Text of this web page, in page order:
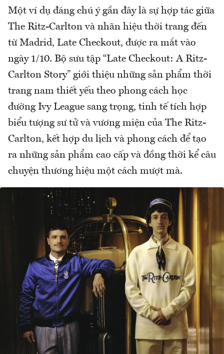
Một ví dụ đáng chú ý gần đây là sự hợp tác giữa
The Ritz-Carlton và nhãn hiệu thời trang đến
từ Madrid, Late Checkout, được ra mắt vào
ngày 1/10. Bộ sưu tập “Late Checkout: A Ritz-
Carlton Story” giới thiệu những sản phẩm thời
trang nam thiết yếu theo phong cách học
đường Ivy League sang trọng, tinh tế tích hợp
biểu tượng sư tử và vương miện của The Ritz-
Carlton, kết hợp du lịch và phong cách để tạo
ra những sản phẩm cao cấp và đồng thời kể câu
chuyện thương hiệu một cách mượt mà.